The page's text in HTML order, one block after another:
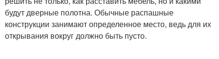
будут дверные полотна. Обычные распашные
конструкции занимают определенное место, ведь для их
открывания вокруг должно быть пусто.